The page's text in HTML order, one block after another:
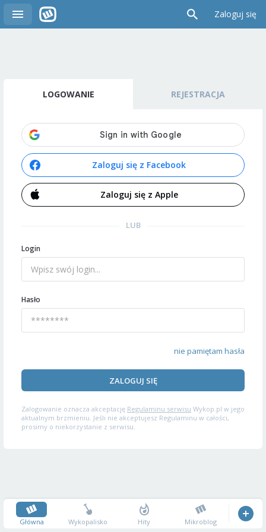
Zaloguj się
LOGOWANIE REJESTRACJA
Zaloguj się z Facebook
Zaloguj się z Apple
LUB
Login
Hasło
nie pamiętam hasła
ZALOGUJ SIĘ
Zalogowanie oznacza akceptację Regulaminu serwisu Wykop.pl w jego
aktualnym brzmieniu. Jeśli nie akceptujesz Regulaminu w całości,
prosimy o niekorzystanie z serwisu.
Główna Wykopalisko Hity Mikroblog